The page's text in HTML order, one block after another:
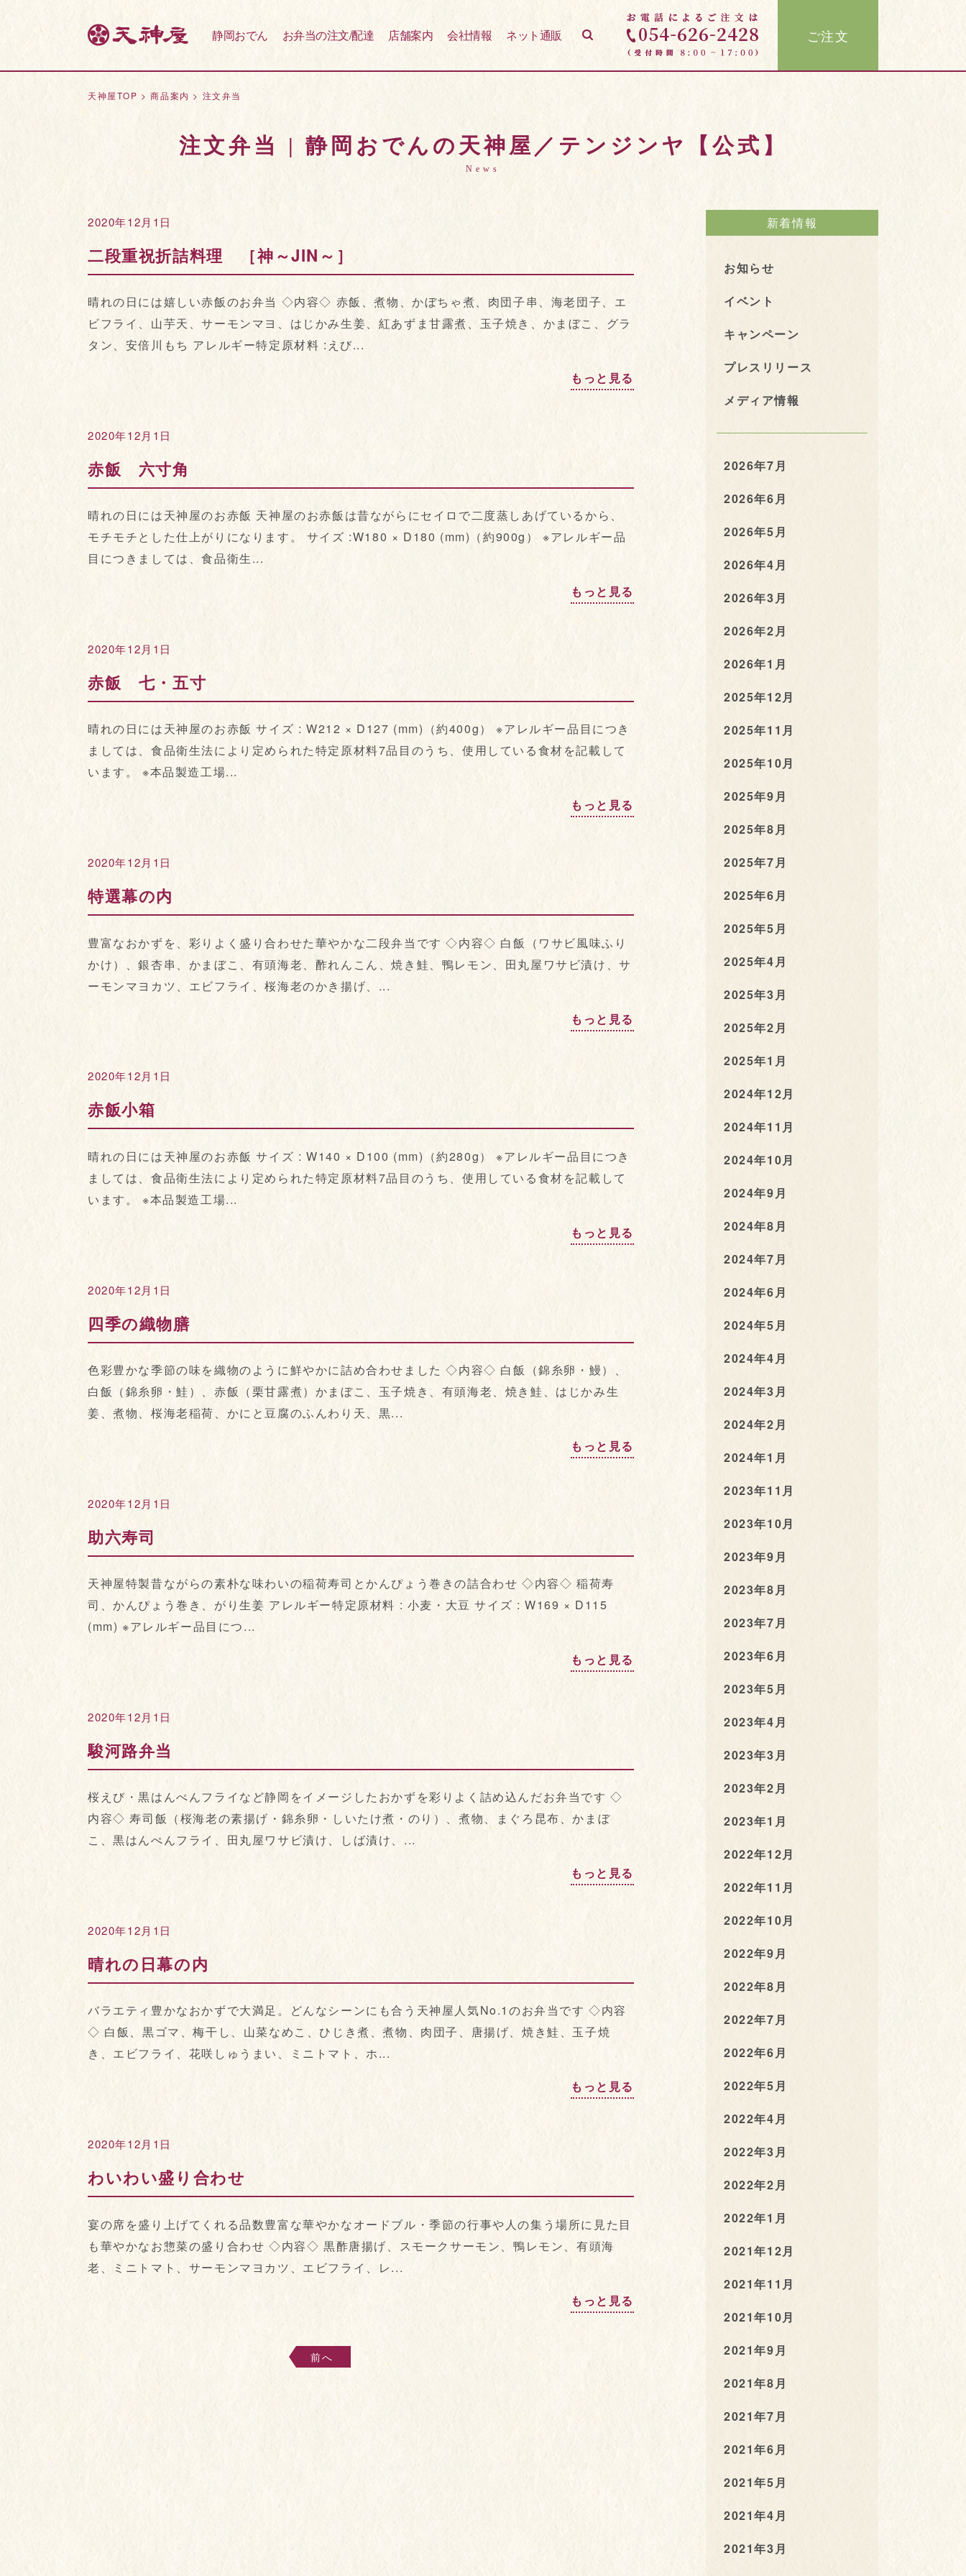
静岡おでん お弁当の注文/配達 店舗案内 会社情報 ネット通販 ご注文
天神屋TOP >商品案内 > 注文弁当
注文弁当 | 静岡おでんの天神屋／テンジンヤ【公式】
News
2020年12月1日
二段重祝折詰料理 ［神～JIN～］
晴れの日には嬉しい赤飯のお弁当 ◇内容◇ 赤飯、煮物、かぼちゃ煮、肉団子串、海老団子、エ
ビフライ、山芋天、サーモンマヨ、はじかみ生姜、紅あずま甘露煮、玉子焼き、かまぼこ、グラ
タン、安倍川もち アレルギー特定原材料 :えび...
もっと見る
2020年12月1日
赤飯 六寸角
晴れの日には天神屋のお赤飯 天神屋のお赤飯は昔ながらにセイロで二度蒸しあげているから、
モチモチとした仕上がりになります。 サイズ :W180 × D180 (mm)（約900g） ※アレルギー品
目につきましては、食品衛生...
もっと見る
2020年12月1日
赤飯 七・五寸
晴れの日には天神屋のお赤飯 サイズ : W212 × D127 (mm)（約400g） ※アレルギー品目につき
ましては、食品衛生法により定められた特定原材料7品目のうち、使用している食材を記載して
います。 ※本品製造工場...
もっと見る
2020年12月1日
特選幕の内
豊富なおかずを、彩りよく盛り合わせた華やかな二段弁当です ◇内容◇ 白飯（ワサビ風味ふり
かけ）、銀杏串、かまぼこ、有頭海老、酢れんこん、焼き鮭、鴨レモン、田丸屋ワサビ漬け、サ
ーモンマヨカツ、エビフライ、桜海老のかき揚げ、...
もっと見る
2020年12月1日
赤飯小箱
晴れの日には天神屋のお赤飯 サイズ : W140 × D100 (mm)（約280g） ※アレルギー品目につき
ましては、食品衛生法により定められた特定原材料7品目のうち、使用している食材を記載して
います。 ※本品製造工場...
もっと見る
2020年12月1日
四季の織物膳
色彩豊かな季節の味を織物のように鮮やかに詰め合わせました ◇内容◇ 白飯（錦糸卵・鰻）、
白飯（錦糸卵・鮭）、赤飯（栗甘露煮）かまぼこ、玉子焼き、有頭海老、焼き鮭、はじかみ生
姜、煮物、桜海老稲荷、かにと豆腐のふんわり天、黒...
もっと見る
2020年12月1日
助六寿司
天神屋特製昔ながらの素朴な味わいの稲荷寿司とかんぴょう巻きの詰合わせ ◇内容◇ 稲荷寿
司、かんぴょう巻き、がり生姜 アレルギー特定原材料 : 小麦・大豆 サイズ : W169 × D115
(mm) ※アレルギー品目につ...
もっと見る
2020年12月1日
駿河路弁当
桜えび・黒はんぺんフライなど静岡をイメージしたおかずを彩りよく詰め込んだお弁当です ◇
内容◇ 寿司飯（桜海老の素揚げ・錦糸卵・しいたけ煮・のり）、煮物、まぐろ昆布、かまぼ
こ、黒はんぺんフライ、田丸屋ワサビ漬け、しば漬け、...
もっと見る
2020年12月1日
晴れの日幕の内
バラエティ豊かなおかずで大満足。どんなシーンにも合う天神屋人気No.1のお弁当です ◇内容
◇ 白飯、黒ゴマ、梅干し、山菜なめこ、ひじき煮、煮物、肉団子、唐揚げ、焼き鮭、玉子焼
き、エビフライ、花咲しゅうまい、ミニトマト、ホ...
もっと見る
2020年12月1日
わいわい盛り合わせ
宴の席を盛り上げてくれる品数豊富な華やかなオードブル・季節の行事や人の集う場所に見た目
も華やかなお惣菜の盛り合わせ ◇内容◇ 黒酢唐揚げ、スモークサーモン、鴨レモン、有頭海
老、ミニトマト、サーモンマヨカツ、エビフライ、レ...
もっと見る
前へ
新着情報
お知らせ
イベント
キャンペーン
プレスリリース
メディア情報
2026年7月
2026年6月
2026年5月
2026年4月
2026年3月
2026年2月
2026年1月
2025年12月
2025年11月
2025年10月
2025年9月
2025年8月
2025年7月
2025年6月
2025年5月
2025年4月
2025年3月
2025年2月
2025年1月
2024年12月
2024年11月
2024年10月
2024年9月
2024年8月
2024年7月
2024年6月
2024年5月
2024年4月
2024年3月
2024年2月
2024年1月
2023年11月
2023年10月
2023年9月
2023年8月
2023年7月
2023年6月
2023年5月
2023年4月
2023年3月
2023年2月
2023年1月
2022年12月
2022年11月
2022年10月
2022年9月
2022年8月
2022年7月
2022年6月
2022年5月
2022年4月
2022年3月
2022年2月
2022年1月
2021年12月
2021年11月
2021年10月
2021年9月
2021年8月
2021年7月
2021年6月
2021年5月
2021年4月
2021年3月